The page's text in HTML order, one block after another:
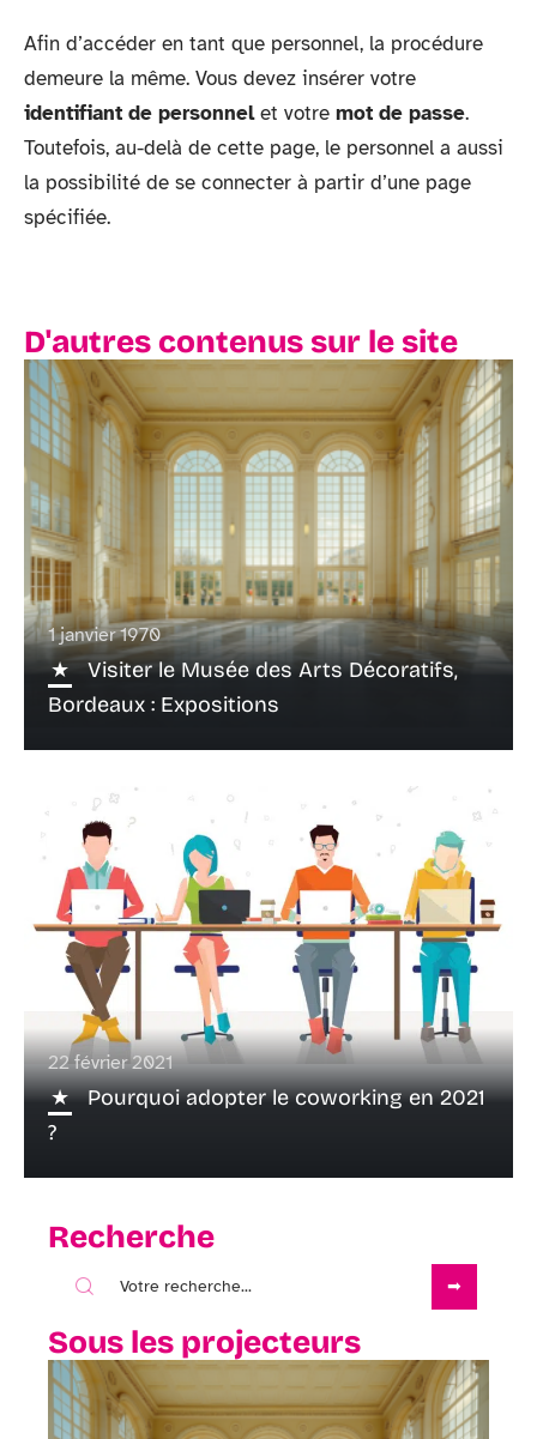
Afin d’accéder en tant que personnel, la procédure
demeure la même. Vous devez insérer votre
identifiant de personnelet votre mot de passe.
Toutefois, au-delà de cette page, le personnel a aussi
la possibilité de se connecter à partir d’une page
spécifiée.
D'autres contenus sur le site
1 janvier 1970
Visiter le Musée des Arts Décoratifs,
Bordeaux : Expositions
22 février 2021
Pourquoi adopter le coworking en 2021
?
Recherche
Sous les projecteurs